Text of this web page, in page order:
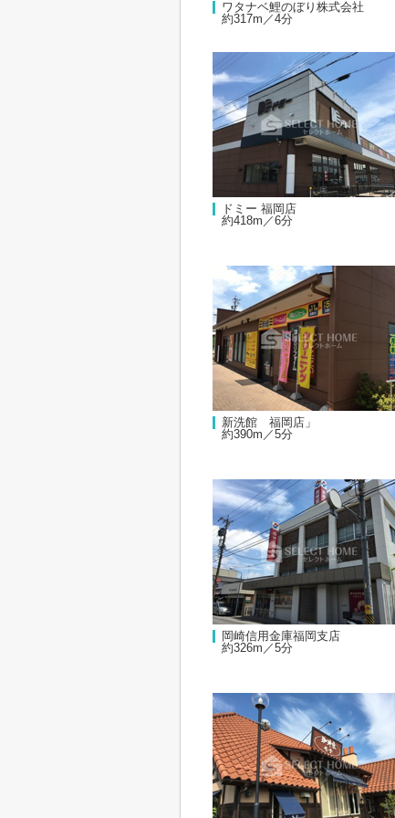
ワタナベ鯉のぼり株式会社
約317m／4分
ドミー 福岡店
約418m／6分
新洗館 福岡店」
約390m／5分
岡崎信用金庫福岡支店
約326m／5分